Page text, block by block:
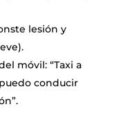
lesión y
móvil: “Taxi a
conducir